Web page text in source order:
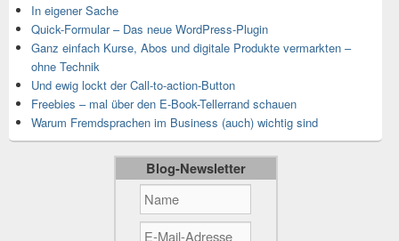
In eigener Sache
Quick-Formular – Das neue WordPress-Plugin
Ganz einfach Kurse, Abos und digitale Produkte vermarkten –
ohne Technik
Und ewig lockt der Call-to-action-Button
Freebies – mal über den E-Book-Tellerrand schauen
Warum Fremdsprachen im Business (auch) wichtig sind
Blog-Newsletter